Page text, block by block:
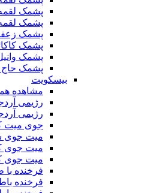
پشمک لقمه
پشمک
پشمک
پشمک
پشمک وانیل
پشمک حاج
بیسکویت
مشاهده
رژیمی
رژیمی
جوی میت
میت جوی
میت جوی
میت جوی
فرخنده
فرخنده